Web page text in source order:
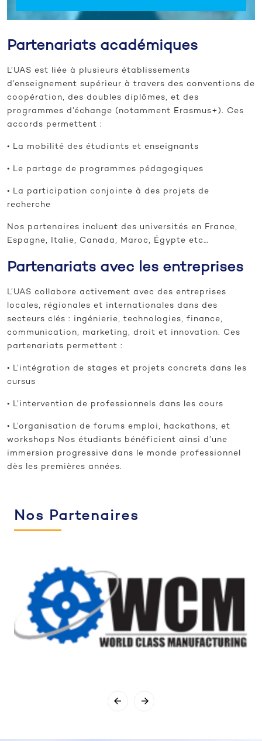
Partenariats académiques
L’UAS est liée à plusieurs établissements
d’enseignement supérieur à travers des conventions de
coopération, des doubles diplômes, et des
programmes d’échange (notamment Erasmus+). Ces
accords permettent :
• La mobilité des étudiants et enseignants
• Le partage de programmes pédagogiques
• La participation conjointe à des projets de
recherche
Nos partenaires incluent des universités en France,
Espagne, Italie, Canada, Maroc, Égypte etc…
Partenariats avec les entreprises
L’UAS collabore activement avec des entreprises
locales, régionales et internationales dans des
secteurs clés : ingénierie, technologies, finance,
communication, marketing, droit et innovation. Ces
partenariats permettent :
• L’intégration de stages et projets concrets dans les
cursus
• L’intervention de professionnels dans les cours
• L’organisation de forums emploi, hackathons, et
workshops Nos étudiants bénéficient ainsi d’une
immersion progressive dans le monde professionnel
dès les premières années.
Nos Partenaires